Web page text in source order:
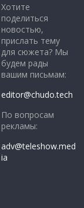
Хотите
поделиться
новостью,
прислать тему
для сюжета? Мы
будем рады
вашим письмам:
editor@chudo.tech
По вопросам
рекламы:
adv@teleshow.med
ia